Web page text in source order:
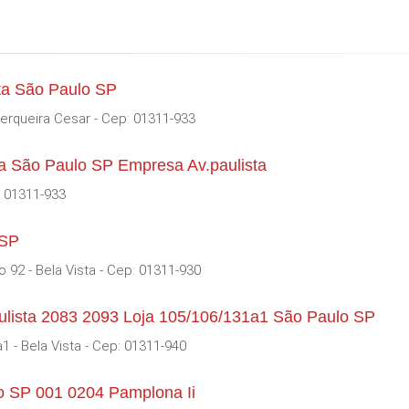
São Paulo SP
Cesar - Cep: 01311-933
São Paulo SP Empresa Av.paulista
933
92 - Bela Vista - Cep: 01311-930
2083 2093 Loja 105/106/131a1 São Paulo SP
- Bela Vista - Cep: 01311-940
SP 001 0204 Pamplona Ii